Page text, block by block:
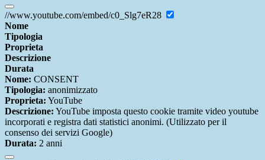
//www.youtube.com/embed/c0_Slg7eR28
Nome
Tipologia
Proprieta
Descrizione
Durata
Nome: CONSENT
Tipologia: anonimizzato
Proprieta: YouTube
Descrizione: YouTube imposta questo cookie tramite video youtube
incorporati e registra dati statistici anonimi. (Utilizzato per il
consenso dei servizi Google)
Durata: 2 anni